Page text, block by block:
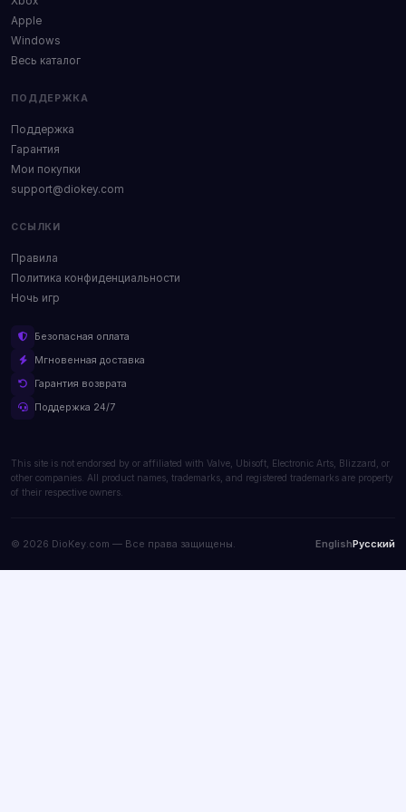
Apple
Windows
Весь каталог
ПОДДЕРЖКА
Поддержка
Гарантия
Мои покупки
support@diokey.com
ССЫЛКИ
Правила
Политика конфиденциальности
Ночь игр
Безопасная оплата
Мгновенная доставка
Гарантия возврата
Поддержка 24/7
This site is not endorsed by or affiliated with Valve, Ubisoft, Electronic Arts, Blizzard, or
other companies. All product names, trademarks, and registered trademarks are property
of their respective owners.
© 2026 DioKey.com — Все права защищены. EnglishРусский